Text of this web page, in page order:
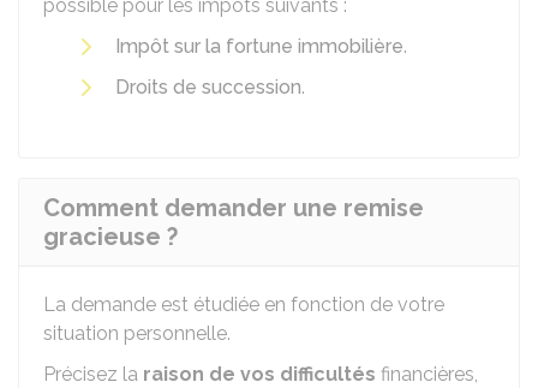
possible pour les impôts suivants :
Impôt sur la fortune immobilière.
Droits de succession.
Comment demander une remise
gracieuse ?
La demande est étudiée en fonction de votre
situation personnelle.
Précisez la raison de vos difficultés financières,